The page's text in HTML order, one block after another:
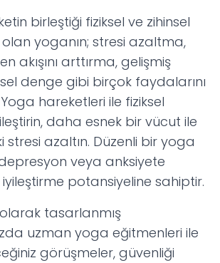
birleştiği fiziksel ve zihinsel
yoganın; stresi azaltma,
akışını arttırma, gelişmiş
denge gibi birçok faydalarını
hareketleri ile fiziksel
daha esnek bir vücut ile
stresi azaltın. Düzenli bir yoga
veya anksiyete
potansiyeline sahiptir.
tasarlanmış
uzman yoga eğitmenleri ile
görüşmeler, güvenliği